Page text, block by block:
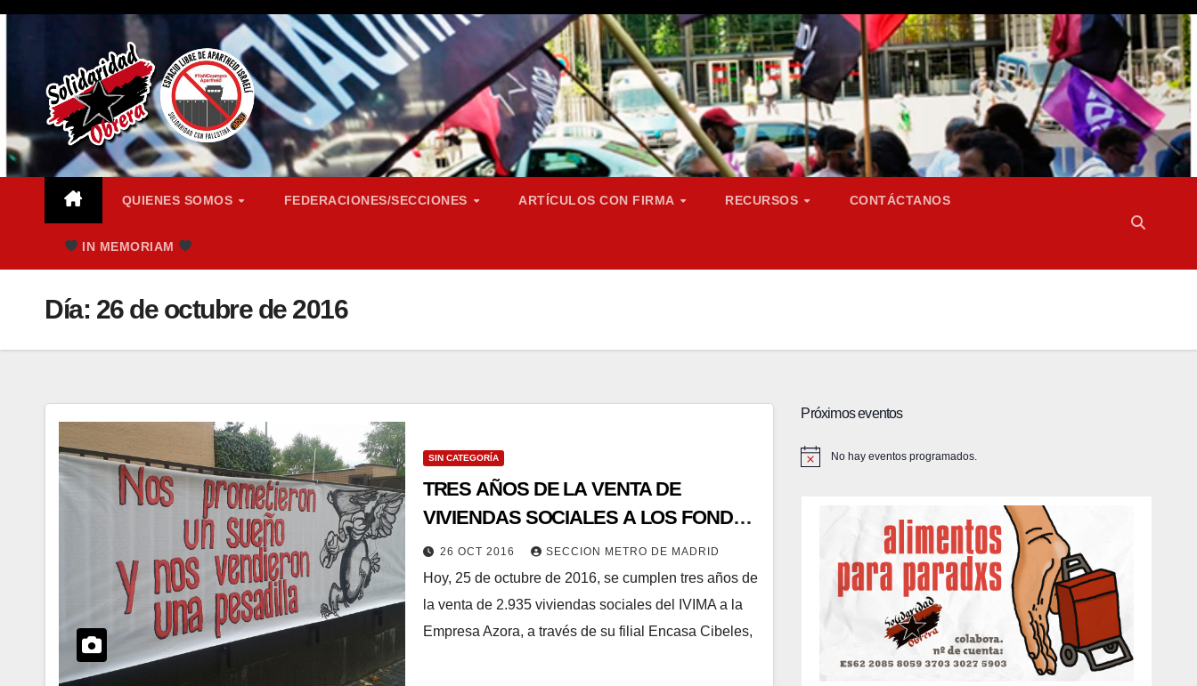
Saltar
QUIENES SOMOS FEDERACIONES/SECCIONES ARTÍCULOS CON FIRMA RECURSOS CONTÁCTANOS
IN MEMORIAM
Día: 26 de octubre de 2016
SIN CATEGORÍA
TRES AÑOS DE LA VENTA DE
VIVIENDAS SOCIALES A LOS FONDOS
BUITRE
26 OCT 2016 SECCION METRO DE MADRID
Hoy, 25 de octubre de 2016, se cumplen tres años de
la venta de 2.935 viviendas sociales del IVIMA a la
Empresa Azora, a través de su filial Encasa Cibeles,
Próximos eventos
A
No hay eventos programados.